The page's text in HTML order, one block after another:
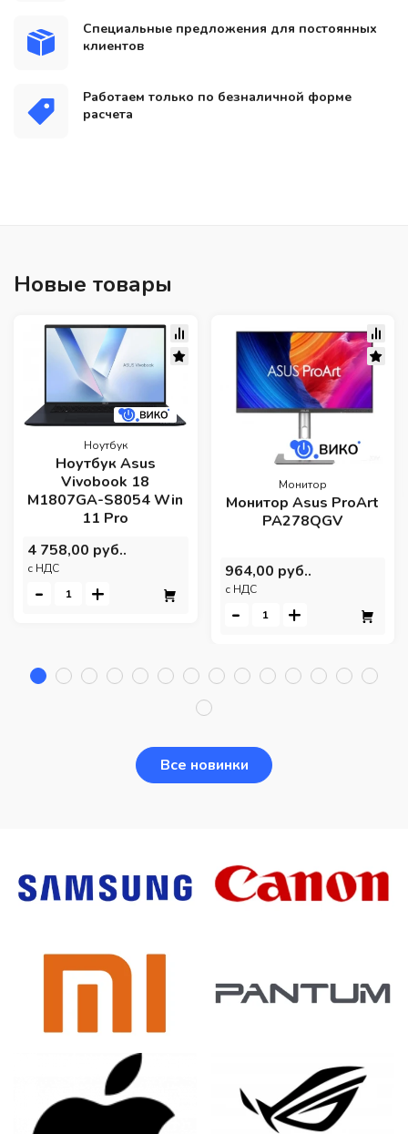
Специальные предложения для постоянных
клиентов
Работаем только по безналичной форме
расчета
Новые товары
Ноутбук
Ноутбук Asus
Vivobook 18
M1807GA-S8054 Win
11 Pro
4 758,00 руб..
c НДС
- +
Монитор
Монитор Asus ProArt
PA278QGV
964,00 руб..
c НДС
- +
Все новинки